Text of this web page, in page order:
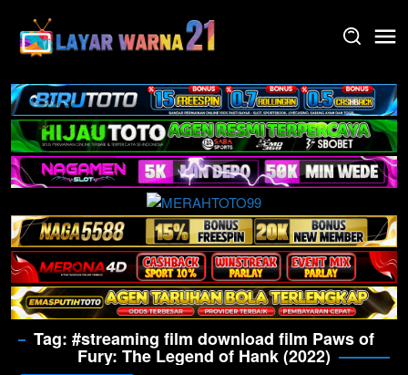
content
Tag: #streaming film download film Paws of
Fury: The Legend of Hank (2022)